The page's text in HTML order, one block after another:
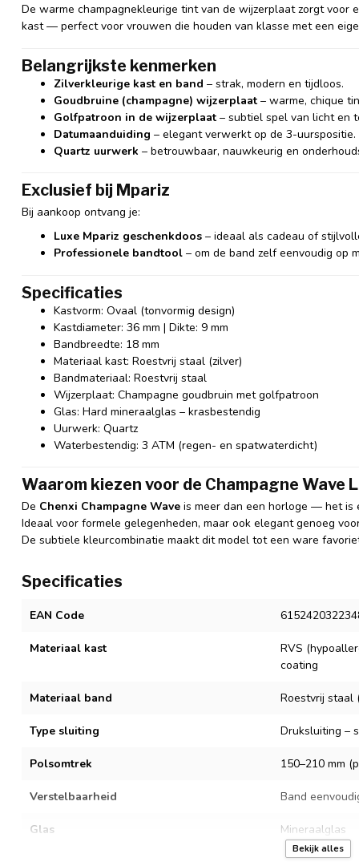
De warme champagnekleurige tint van de wijzerplaat zorgt voor
kast — perfect voor vrouwen die houden van klasse met een
Belangrijkste kenmerken
Zilverkleurige kast en band – strak, modern en tijdloos.
Goudbruine (champagne) wijzerplaat – warme, chique
Golfpatroon in de wijzerplaat – subtiel spel van licht en
Datumaanduiding – elegant verwerkt op de 3-uurspositie.
Quartz uurwerk – betrouwbaar, nauwkeurig en
Exclusief bij Mpariz
Bij aankoop ontvang je:
Luxe Mpariz geschenkdoos – ideaal als cadeau of
Professionele bandtool – om de band zelf eenvoudig op
Specificaties
Kastvorm: Ovaal (tonvormig design)
Kastdiameter: 36 mm | Dikte: 9 mm
Bandbreedte: 18 mm
Materiaal kast: Roestvrij staal (zilver)
Bandmateriaal: Roestvrij staal
Wijzerplaat: Champagne goudbruin met golfpatroon
Glas: Hard mineraalglas – krasbestendig
Uurwerk: Quartz
Waterbestendig: 3 ATM (regen- en spatwaterdicht)
Waarom kiezen voor de Champagne Wave
De Chenxi Champagne Wave is meer dan een horloge — het is
Ideaal voor formele gelegenheden, maar ook elegant genoeg
De subtiele kleurcombinatie maakt dit model tot een ware
Specificaties
EAN Code
Materiaal kast
RVS
coating
Materiaal band Roestvrij staal
Type sluiting Druksluiting –
Polsomtrek 150–210 mm
Verstelbaarheid Band
Glas Mineraalglas
Quartz
Bekijk alles